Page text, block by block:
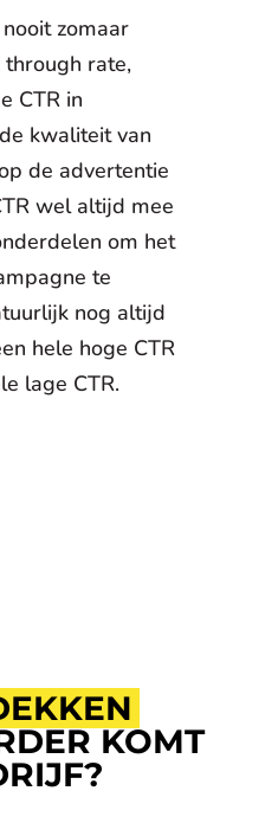
zomaar
rate,
CTR in
kwaliteit van
de advertentie
wel altijd mee
om het
te
nog altijd
hele hoge CTR
lage CTR.
KOMT